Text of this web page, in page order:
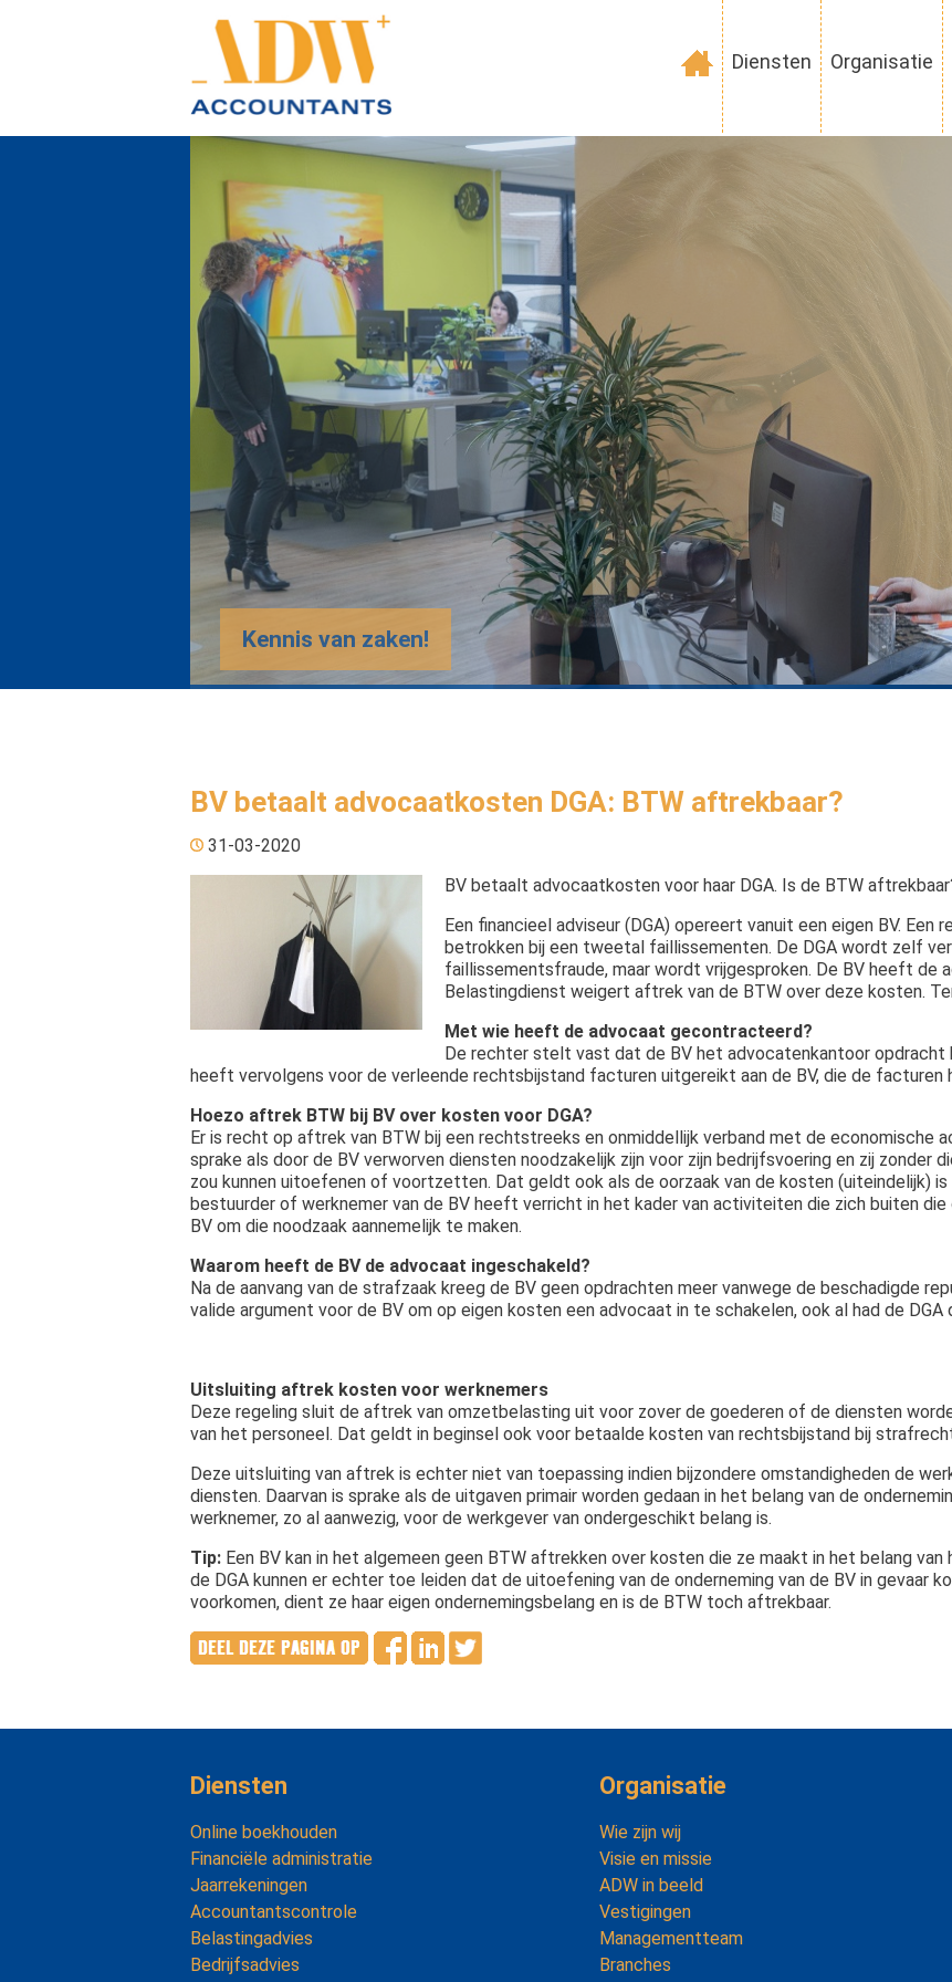
Diensten Organisatie
Kennis van zaken!
BV betaalt advocaatkosten DGA: BTW aftrekbaar?
31-03-2020
BV betaalt advocaatkosten voor haar DGA. Is de BTW
Een financieel adviseur (DGA) opereert vanuit een eigen BV. Een
betrokken bij een tweetal faillissementen. De DGA wordt zelf
faillissementsfraude, maar wordt vrijgesproken. De BV heeft de
Belastingdienst weigert aftrek van de BTW over deze kosten.
Met wie heeft de advocaat gecontracteerd?
De rechter stelt vast dat de BV het advocatenkantoor
heeft vervolgens voor de verleende rechtsbijstand facturen uitgereikt aan de BV, die de facturen
Hoezo aftrek BTW bij BV over kosten voor DGA?
Er is recht op aftrek van BTW bij een rechtstreeks en onmiddellijk verband met de economische
sprake als door de BV verworven diensten noodzakelijk zijn voor zijn bedrijfsvoering en zij zonder
zou kunnen uitoefenen of voortzetten. Dat geldt ook als de oorzaak van de kosten (uiteindelijk)
bestuurder of werknemer van de BV heeft verricht in het kader van activiteiten die zich buiten
BV om die noodzaak aannemelijk te maken.
Waarom heeft de BV de advocaat ingeschakeld?
Na de aanvang van de strafzaak kreeg de BV geen opdrachten meer vanwege de beschadigde
valide argument voor de BV om op eigen kosten een advocaat in te schakelen, ook al had de DGA
Uitsluiting aftrek kosten voor werknemers
Deze regeling sluit de aftrek van omzetbelasting uit voor zover de goederen of de diensten
van het personeel. Dat geldt in beginsel ook voor betaalde kosten van rechtsbijstand bij
Deze uitsluiting van aftrek is echter niet van toepassing indien bijzondere omstandigheden de
diensten. Daarvan is sprake als de uitgaven primair worden gedaan in het belang van de
werknemer, zo al aanwezig, voor de werkgever van ondergeschikt belang is.
Tip: Een BV kan in het algemeen geen BTW aftrekken over kosten die ze maakt in het belang van
de DGA kunnen er echter toe leiden dat de uitoefening van de onderneming van de BV in gevaar
voorkomen, dient ze haar eigen ondernemingsbelang en is de BTW toch aftrekbaar.
Diensten
Online boekhouden
Financiële administratie
Jaarrekeningen
Accountantscontrole
Belastingadvies
Bedrijfsadvies
Organisatie
Wie zijn wij
Visie en missie
ADW in beeld
Vestigingen
Managementteam
Branches